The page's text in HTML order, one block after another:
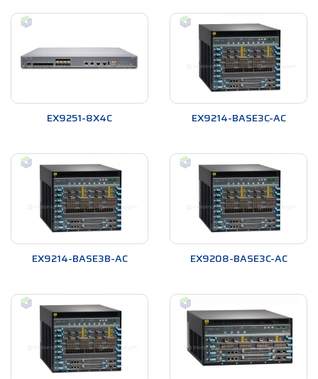
mạng thành một điểm quản lý duy nhất, vớiJuniper EX9200
làm cốt lõi. Junos Fusion Enterprise cũng có thể đóng vai trò là
lõi chia sẻ cho môi trường khuôn viên doanh nghiệp có trung
tâm dữ liệu tại chỗ.
EX9251-8X4C EX9214-BASE3C-AC
EX9214-BASE3B-AC EX9208-BASE3C-AC